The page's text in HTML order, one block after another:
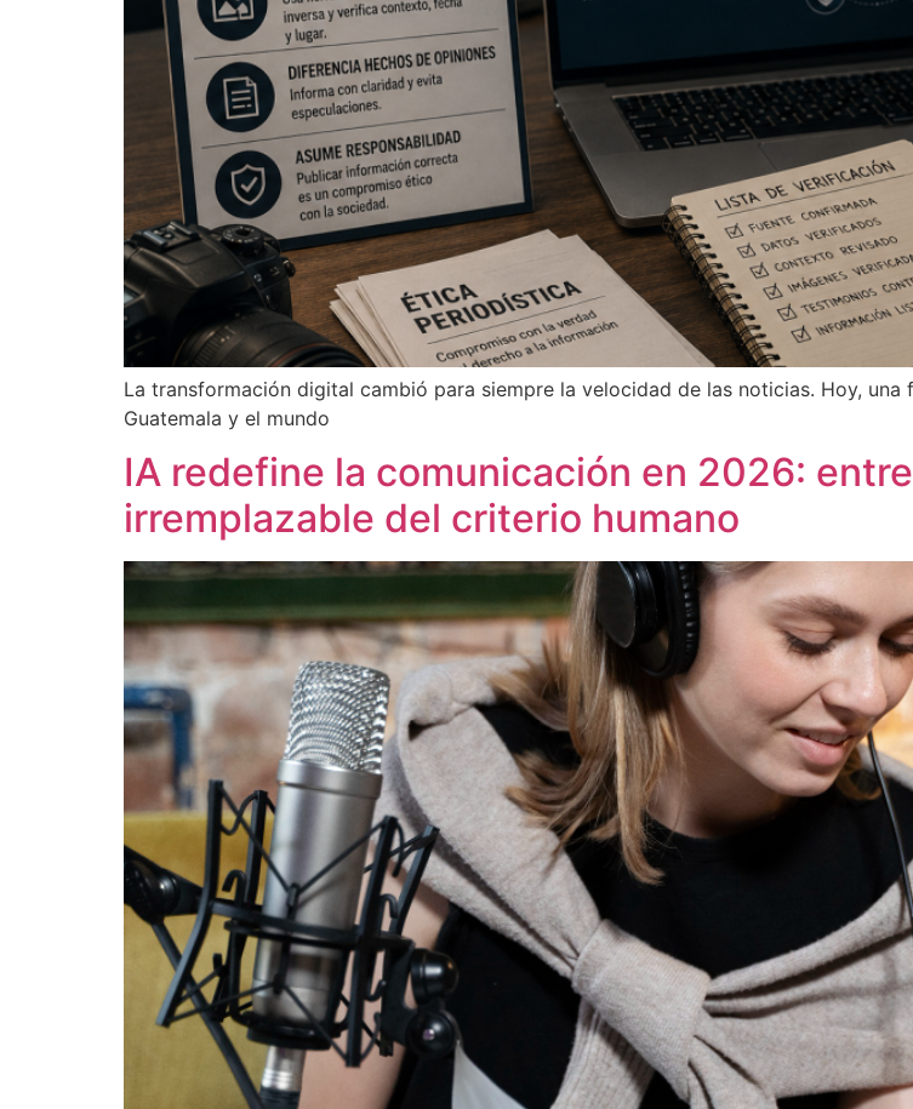
La transformación digital cambió para siempre la velocidad de las noticias. Hoy,
Guatemala y el mundo
IA redefine la comunicación en 2026:
irremplazable del criterio humano